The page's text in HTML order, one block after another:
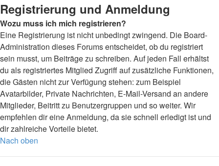
Registrierung und Anmeldung
Wozu muss ich mich registrieren?
Eine Registrierung ist nicht unbedingt zwingend. Die Board-
Administration dieses Forums entscheidet, ob du registriert
sein musst, um Beiträge zu schreiben. Auf jeden Fall erhältst
du als registriertes Mitglied Zugriff auf zusätzliche Funktionen,
die Gästen nicht zur Verfügung stehen: zum Beispiel
Avatarbilder, Private Nachrichten, E-Mail-Versand an andere
Mitglieder, Beitritt zu Benutzergruppen und so weiter. Wir
empfehlen dir eine Anmeldung, da sie schnell erledigt ist und
dir zahlreiche Vorteile bietet.
Nach oben